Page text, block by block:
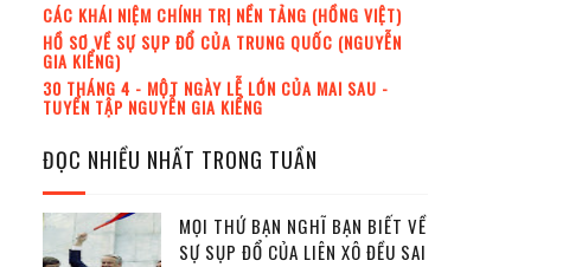
CÁC KHÁI NIỆM CHÍNH TRỊ NỀN TẢNG (HỒNG VIỆT)
HỒ SƠ VỀ SỰ SỤP ĐỔ CỦA TRUNG QUỐC (NGUYỄN
GIA KIỂNG)
30 THÁNG 4 - MỘT NGÀY LỄ LỚN CỦA MAI SAU -
TUYỂN TẬP NGUYỄN GIA KIỂNG
ĐỌC NHIỀU NHẤT TRONG TUẦN
MỌI THỨ BẠN NGHĨ BẠN BIẾT VỀ
SỰ SỤP ĐỔ CỦA LIÊN XÔ ĐỀU SAI